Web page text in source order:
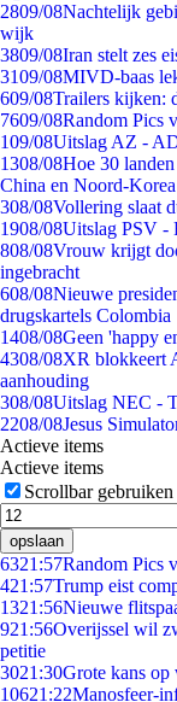
2809/08Nachtelijk
wijk
3809/08Iran stelt zes
3109/08MIVD-baas
609/08Trailers kijken:
7609/08Random Pics
109/08Uitslag AZ -
1308/08Hoe 30
China en Noord-Korea
308/08Vollering slaat
1908/08Uitslag PSV -
808/08Vrouw krijgt
ingebracht
608/08Nieuwe
drugskartels Colombia
1408/08Geen 'happy
4308/08XR blokkeert
aanhouding
308/08Uitslag NEC -
2208/08Jesus
Actieve items
Actieve items
Scrollbar gebruiken
opslaan
6321:57Random Pics
421:57Trump eist
1321:56Nieuwe
921:56Overijssel wil
petitie
3021:30Grote kans op
10621:22Manosfeer-